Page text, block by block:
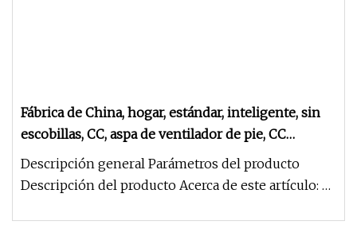
Fábrica de China, hogar, estándar, inteligente, sin
escobillas, CC, aspa de ventilador de pie, CC
eléctrico con sensor inteligente en el interior
Descripción general Parámetros del producto
Descripción del producto Acerca de este artículo: 1.